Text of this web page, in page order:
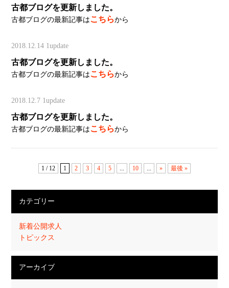
古都ブログを更新しました。
古都ブログの最新記事はこちらから
2018.12.14 1update
古都ブログを更新しました。
古都ブログの最新記事はこちらから
2018.12.7 1update
古都ブログを更新しました。
古都ブログの最新記事はこちらから
1 / 12 1 2 3 4 5 ... 10 ... » 最後 »
カテゴリー
新着公開求人
トピックス
アーカイブ